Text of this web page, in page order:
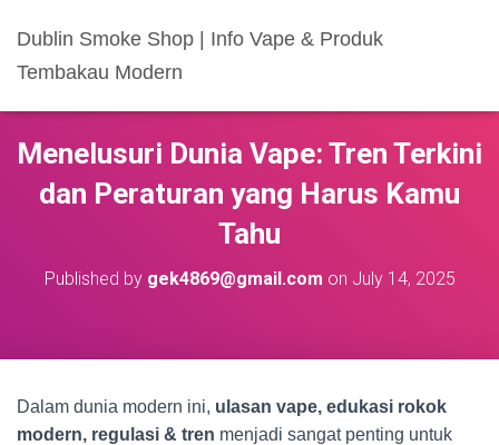
Dublin Smoke Shop | Info Vape & Produk
Tembakau Modern
Menelusuri Dunia Vape: Tren Terkini
dan Peraturan yang Harus Kamu
Tahu
Published by gek4869@gmail.com on July 14, 2025
Dalam dunia modern ini, ulasan vape, edukasi rokok
modern, regulasi & tren menjadi sangat penting untuk